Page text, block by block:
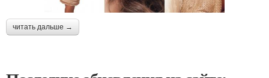
читать дальше →